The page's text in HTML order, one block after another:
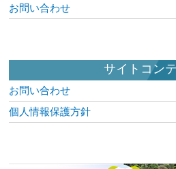
お問い合わせ
サイトコン
お問い合わせ
個人情報保護方針